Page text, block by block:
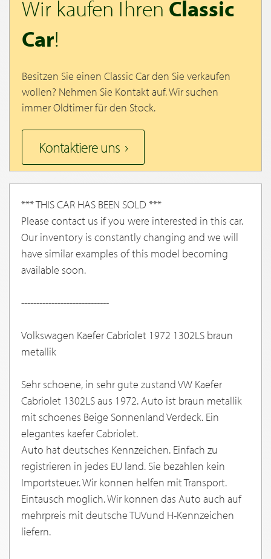
Wir kaufen Ihren Classic
Car!
Besitzen Sie einen Classic Car den Sie verkaufen
wollen? Nehmen Sie Kontakt auf. Wir suchen
immer Oldtimer für den Stock.
Kontaktiere uns
*** THIS CAR HAS BEEN SOLD ***
Please contact us if you were interested in this car.
Our inventory is constantly changing and we will
have similar examples of this model becoming
available soon.
-----------------------------
Volkswagen Kaefer Cabriolet 1972 1302LS braun
metallik
Sehr schoene, in sehr gute zustand VW Kaefer
Cabriolet 1302LS aus 1972. Auto ist braun metallik
mit schoenes Beige Sonnenland Verdeck. Ein
elegantes kaefer Cabriolet.
Auto hat deutsches Kennzeichen. Einfach zu
registrieren in jedes EU land. Sie bezahlen kein
Importsteuer. Wir konnen helfen mit Transport.
Eintausch moglich. Wir konnen das Auto auch auf
mehrpreis mit deutsche TUVund H-Kennzeichen
liefern.